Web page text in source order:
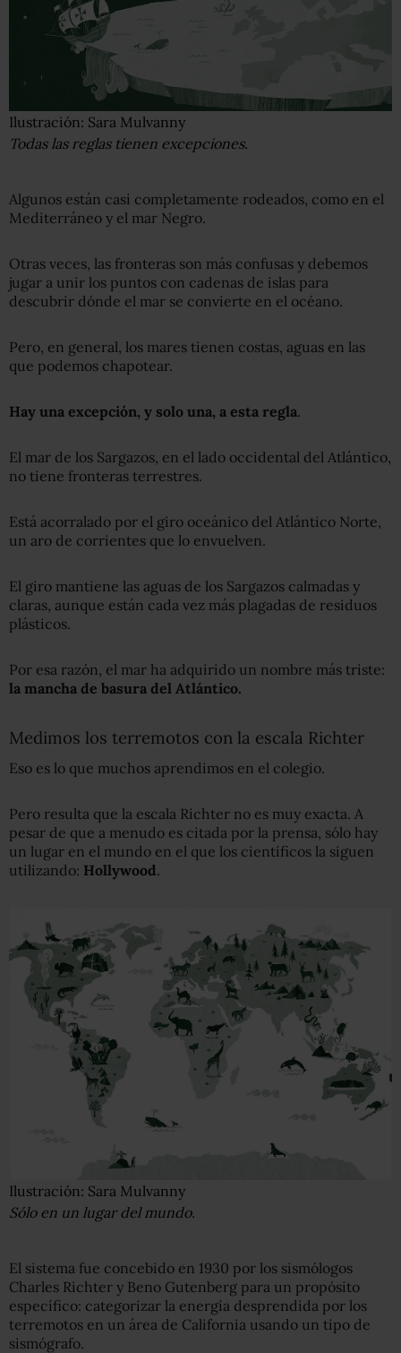
Ilustración: Sara Mulvanny
Todas las reglas tienen excepciones.
Algunos están casi completamente rodeados, como en el
Mediterráneo y el mar Negro.
Otras veces, las fronteras son más confusas y debemos
jugar a unir los puntos con cadenas de islas para
descubrir dónde el mar se convierte en el océano.
Pero, en general, los mares tienen costas, aguas en las
que podemos chapotear.
Hay una excepción, y solo una, a esta regla.
El mar de los Sargazos, en el lado occidental del Atlántico,
no tiene fronteras terrestres.
Está acorralado por el giro oceánico del Atlántico Norte,
un aro de corrientes que lo envuelven.
El giro mantiene las aguas de los Sargazos calmadas y
claras, aunque están cada vez más plagadas de residuos
plásticos.
Por esa razón, el mar ha adquirido un nombre más triste:
la mancha de basura del Atlántico.
Medimos los terremotos con la escala Richter
Eso es lo que muchos aprendimos en el colegio.
Pero resulta que la escala Richter no es muy exacta. A
pesar de que a menudo es citada por la prensa, sólo hay
un lugar en el mundo en el que los científicos la siguen
utilizando: Hollywood.
Ilustración: Sara Mulvanny
Sólo en un lugar del mundo.
El sistema fue concebido en 1930 por los sismólogos
Charles Richter y Beno Gutenberg para un propósito
específico: categorizar la energía desprendida por los
terremotos en un área de California usando un tipo de
sismógrafo.